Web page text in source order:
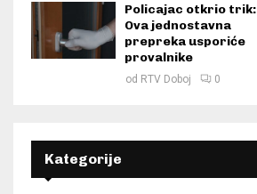
Policajac otkrio trik:
Ova jednostavna
prepreka usporiće
provalnike
od RTV Doboj 0
Kategorije